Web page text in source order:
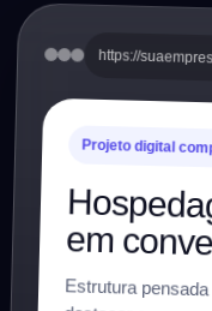
https://
Projeto digital
em
Estrutura
destacar seus